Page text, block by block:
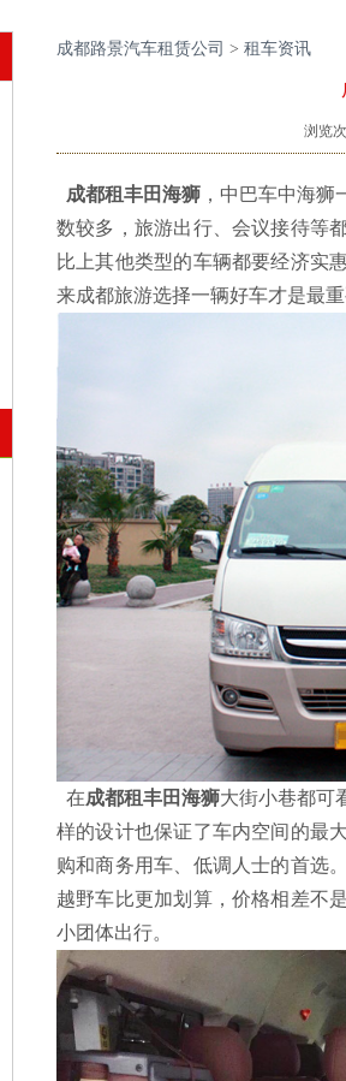
成都路景汽车租赁公司 > 租车资讯
浏览
成都租丰田海狮 ，中巴车中海
数较多，旅游出行、会议接待等
比上其他类型的车辆都要经济实
来成都旅游选择一辆好车才是最重
在成都租丰田海狮大街小巷都可
样的设计也保证了车内空间的最
购和商务用车、低调人士的首选
越野车比更加划算，价格相差不
小团体出行。